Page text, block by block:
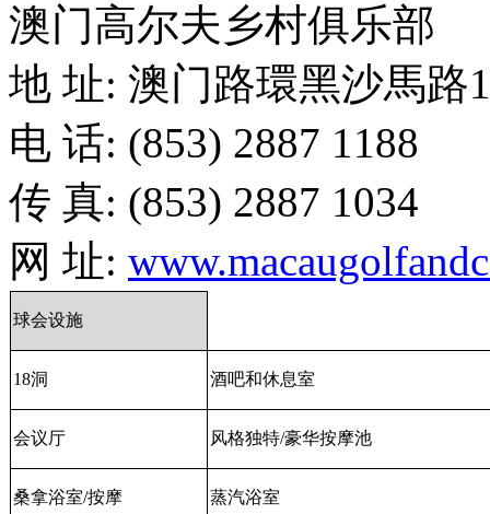
澳门高尔夫乡村俱乐部
地 址: 澳门路環黑沙馬路
电 话: (853) 2887 1188
传 真: (853) 2887 1034
网 址:
球会设施
18洞 酒吧和休息室
会议厅 风格独特/豪华按摩池
桑拿浴室/按摩 蒸汽浴室